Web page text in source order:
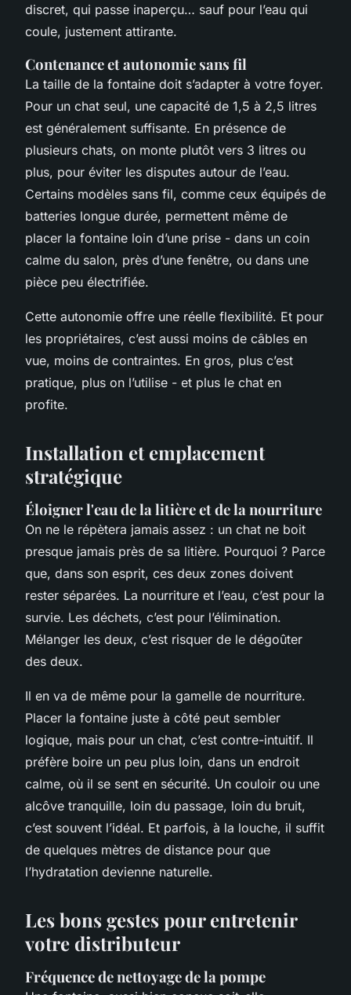
discret, qui passe inaperçu… sauf pour l’eau qui
coule, justement attirante.
Contenance et autonomie sans fil
La taille de la fontaine doit s’adapter à votre foyer.
Pour un chat seul, une capacité de 1,5 à 2,5 litres
est généralement suffisante. En présence de
plusieurs chats, on monte plutôt vers 3 litres ou
plus, pour éviter les disputes autour de l’eau.
Certains modèles sans fil, comme ceux équipés de
batteries longue durée, permettent même de
placer la fontaine loin d’une prise - dans un coin
calme du salon, près d’une fenêtre, ou dans une
pièce peu électrifiée.
Cette autonomie offre une réelle flexibilité. Et pour
les propriétaires, c’est aussi moins de câbles en
vue, moins de contraintes. En gros, plus c’est
pratique, plus on l’utilise - et plus le chat en
profite.
Installation et emplacement
stratégique
Éloigner l'eau de la litière et de la nourriture
On ne le répètera jamais assez : un chat ne boit
presque jamais près de sa litière. Pourquoi ? Parce
que, dans son esprit, ces deux zones doivent
rester séparées. La nourriture et l’eau, c’est pour la
survie. Les déchets, c’est pour l’élimination.
Mélanger les deux, c’est risquer de le dégoûter
des deux.
Il en va de même pour la gamelle de nourriture.
Placer la fontaine juste à côté peut sembler
logique, mais pour un chat, c’est contre-intuitif. Il
préfère boire un peu plus loin, dans un endroit
calme, où il se sent en sécurité. Un couloir ou une
alcôve tranquille, loin du passage, loin du bruit,
c’est souvent l’idéal. Et parfois, à la louche, il suffit
de quelques mètres de distance pour que
l’hydratation devienne naturelle.
Les bons gestes pour entretenir
votre distributeur
Fréquence de nettoyage de la pompe